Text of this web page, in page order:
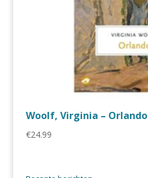
Woolf, Virginia – Orlando
€24.99